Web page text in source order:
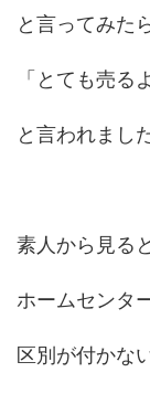
と言ってみたら
「とても売る
と言われました
素人から見ると
ホームセンタ
区別が付かな